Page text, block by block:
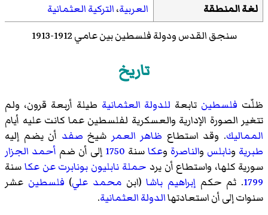
لغة المنطقة
العربية،التركية العثمانية
سنجق القدس ودولة فلسطين بين عامي 1912-1913
تاريخ
ظلّت فلسطين تابعة للدولة العثمانية طيلة أربعة قرون، ولم
تتغير الصورة الإدارية والعسكرية لفلسطين عما كانت عليه أيام
المماليك. وقد استطاع ظاهر العمر شيخ صفد أن يضم إليه
طبرية ونابلس والناصرة وعكاسنة 1750 إلى أن ضم أحمد الجزار
سورية كلها، واستطاع أن يرد حملة نابليون بونابرت عن عكاسنة
1799. ثم حكم إبراهيم باشا(ابن محمد علي) فلسطين عشر
سنوات إلى أن استعادتهاالدولة العثمانية.